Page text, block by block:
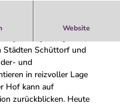
Website
Wald
Städten Schüttorf und
und
in reizvoller Lage
Hof kann auf
zurückblicken. Heute